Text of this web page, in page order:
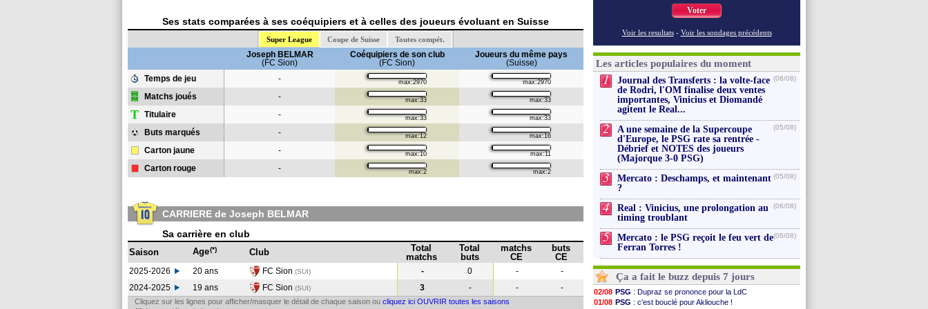
Ses stats comparées à ses coéquipiers et à celles des joueurs évoluant en Suisse
Super League Coupe de Suisse Toutes compét.
Joseph BELMAR
(FC Sion)
Coéquipiers de son club
(FC Sion)
Joueurs du même pays
(Suisse)
Temps de jeu
- max:2970 max:2970
Matchs joués - max:33 max:33
T Titulaire - max:33 max:33
Buts marqués - max:12 max:16
Carton jaune - max:10 max:11
Carton rouge - max:2 max:2
CARRIERE de Joseph BELMAR
Sa carrière en club
Saison Age(*) Club
Total
matchs
Total
buts
matchs
CE
buts
CE
2025-2026 20 ans FC Sion (SUI) - 0 -
-
2024-2025
19 ans FC Sion (SUI) 3 - - -
Cliquez sur les lignes pour afficher/masquer le détail de chaque saison ou cliquez ici OUVRIR toutes les saisons
Voter
Voir les resultats - Voir les sondages précédents
Les articles populaires du moment
1
Journal des Transferts : la volte-face
de Rodri, l'OM finalise deux ventes
importantes, Vinicius et Diomandé
agitent le Real...
(06/08)
2
A une semaine de la Supercoupe
d'Europe, le PSG rate sa rentrée -
Débrief et NOTES des joueurs
(Majorque 3-0 PSG)
(05/08)
3
Mercato : Deschamps, et maintenant
?
(05/08)
4
Real : Vinicius, une prolongation au
timing troublant
(06/08)
5
Mercato : le PSG reçoit le feu vert de
Ferran Torres !
(06/08)
Ça a fait le buzz depuis 7 jours
02/08 PSG : Dupraz se prononce pour la LdC
01/08 PSG : c'est bouclé pour Akliouche !